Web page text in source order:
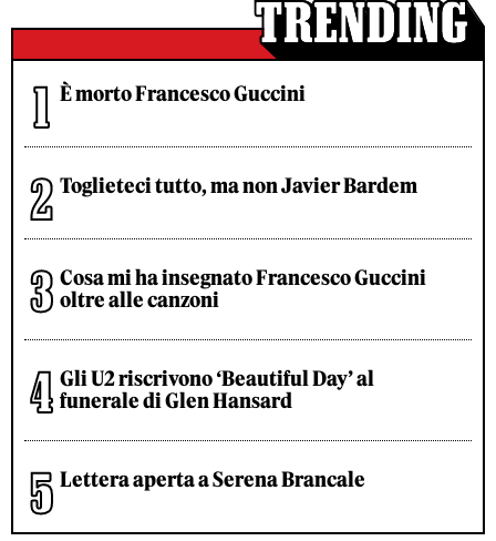
È morto Francesco Guccini
Toglieteci tutto, ma non Javier Bardem
Cosa mi ha insegnato Francesco Guccini
oltre alle canzoni
Gli U2 riscrivono ‘Beautiful Day’ al
funerale di Glen Hansard
Lettera aperta a Serena Brancale